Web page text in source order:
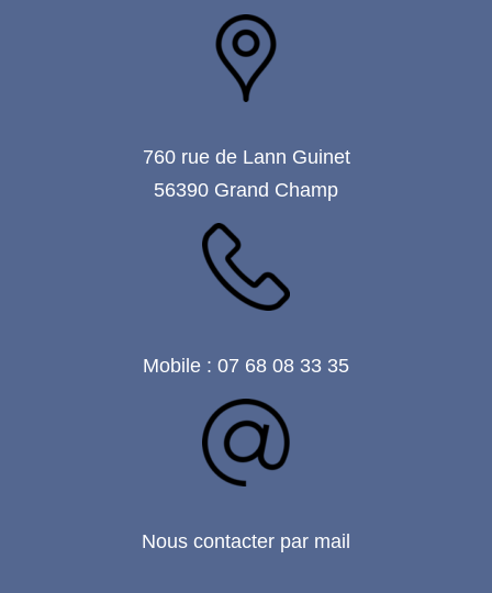
760 rue de Lann Guinet
56390 Grand Champ
Mobile : 07 68 08 33 35
Nous contacter par mail